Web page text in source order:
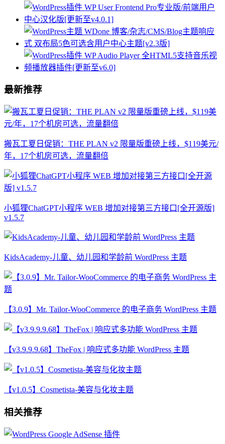
最新推荐
搬瓦工夏日促销：THE PLAN v2 限量版重磅上线，$119美元/
年，17个机房可选，流量翻倍
小狐狸ChatGPT小程序 WEB 增加对接第三方接口[全开源版]
v1.5.7
KidsAcademy-儿童、幼儿园和学龄前 WordPress 主题
【3.0.9】Mr. Tailor-WooCommerce 的电子商务 WordPress 主题
【v3.9.9.9.68】TheFox | 响应式多功能 WordPress 主题
【v1.0.5】Cosmetista-美容与化妆主题
相关推荐